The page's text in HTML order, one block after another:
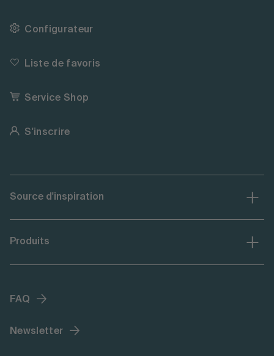
Configurateur
Liste de favoris
Service Shop
S'inscrire
Source d'inspiration
Produits
FAQ
Newsletter